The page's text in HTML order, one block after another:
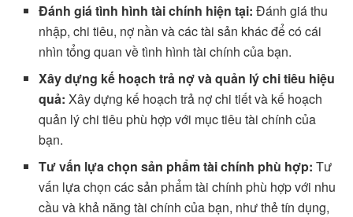
Đánh giá tình hình tài chính hiện tại: Đánh giá thu
nhập, chi tiêu, nợ nần và các tài sản khác để có cái
nhìn tổng quan về tình hình tài chính của bạn.
Xây dựng kế hoạch trả nợ và quản lý chi tiêu hiệu
quả: Xây dựng kế hoạch trả nợ chi tiết và kế hoạch
quản lý chi tiêu phù hợp với mục tiêu tài chính của
bạn.
Tư vấn lựa chọn sản phẩm tài chính phù hợp: Tư
vấn lựa chọn các sản phẩm tài chính phù hợp với nhu
cầu và khả năng tài chính của bạn, như thẻ tín dụng,